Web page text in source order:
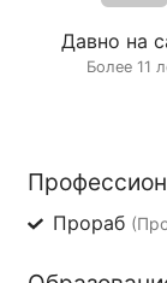
Давно на
Более 11
Прораб